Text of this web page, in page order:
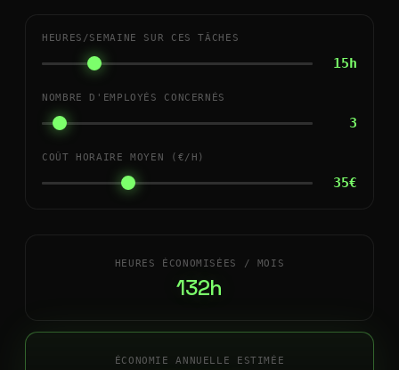
HEURES/SEMAINE SUR CES TÂCHES
15h
NOMBRE D'EMPLOYÉS CONCERNÉS
3
COÛT HORAIRE MOYEN (€/H)
35€
HEURES ÉCONOMISÉES / MOIS
132h
ÉCONOMIE ANNUELLE ESTIMÉE